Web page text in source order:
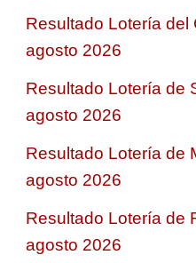
Resultado Lotería del
agosto 2026
Resultado Lotería de
agosto 2026
Resultado Lotería de
agosto 2026
Resultado Lotería de
agosto 2026